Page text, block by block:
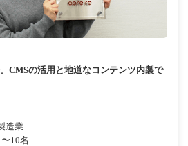
CMSの活用と地道なコンテンツ内製で
造業
〜10名